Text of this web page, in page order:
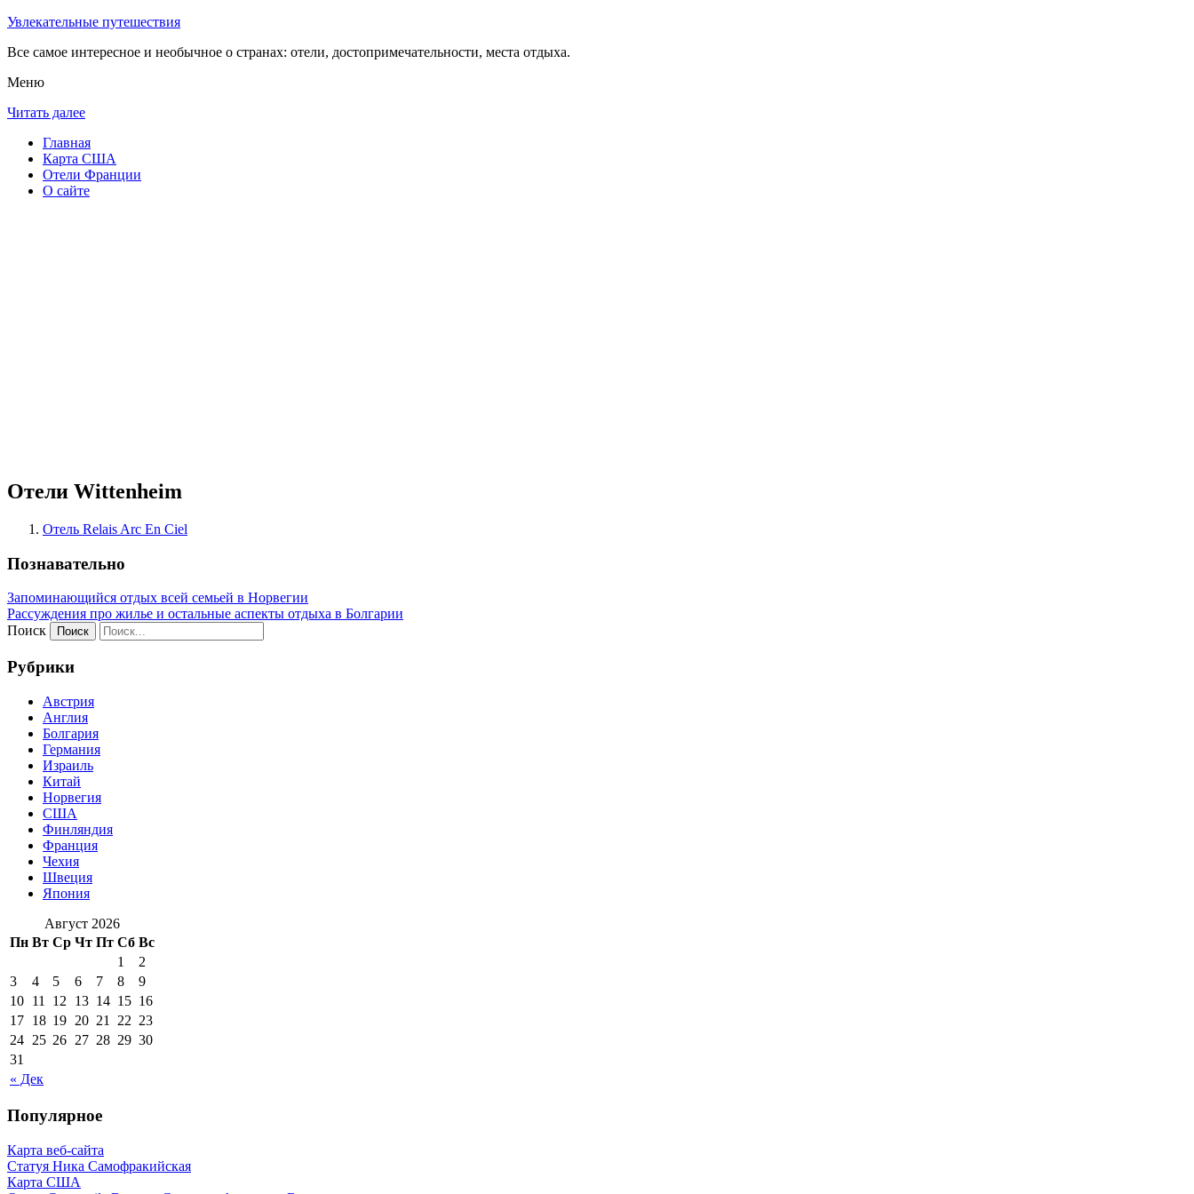
Увлекательные путешествия
Все самое интересное и необычное о странах: отели, достопримечательности, места отдыха.
Меню
Читать далее
Главная
Карта США
Отели Франции
О сайте
Отели Wittenheim
Отель Relais Arc En Ciel
Познавательно
Запоминающийся отдых всей семьей в Норвегии
Рассуждения про жилье и остальные аспекты отдыха в Болгарии
Поиск
Рубрики
Австрия
Англия
Болгария
Германия
Израиль
Китай
Норвегия
США
Финляндия
Франция
Чехия
Швеция
Япония
Август 2026
Пн Вт Ср Чт Пт Сб Вс
« Дек
1
2
3
4 5 6 7 8
9
10 11 12 13 14 15 16
17 18 19 20 21 22 23
24 25 26 27 28 29 30
31
Популярное
Карта веб-сайта
Статуя Ника Самофракийская
Карта США